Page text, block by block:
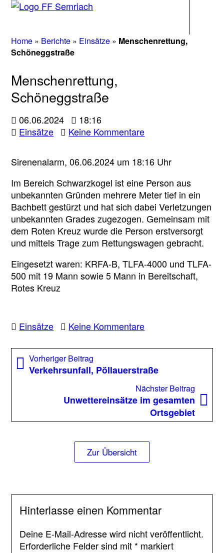
Home » Berichte » Einsätze » Menschenrettung,
Schöneggstraße
Menschenrettung,
Schöneggstraße
06.06.2024
18:16
Einsätze
Keine Kommentarezu
Sirenenalarm, 06.06.2024 um 18:16 Uhr
Im Bereich Schwarzkogel ist eine Person aus
unbekannten Gründen mehrere Meter tief in ein
Bachbett gestürzt und hat sich dabei Verletzungen
unbekannten Grades zugezogen. Gemeinsam mit
dem Roten Kreuz wurde die Person erstversorgt
und mittels Trage zum Rettungswagen gebracht.
Eingesetzt waren: KRFA-B, TLFA-4000 und TLFA-
500 mit 19 Mann sowie 5 Mann in Bereitschaft,
Rotes Kreuz
Einsätze Keine Kommentarezu
Schöneggstraße
Beitragsnavigation
Vorheriger Beitrag
Beitrag:
Verkehrsunfall, Pöllauerstraße
Nächster Beitrag
Unwettereinsätze im gesamten
Ortsgebiet
Zur Übersicht
Hinterlasse einen Kommentar
Deine E-Mail-Adresse wird nicht veröffentlicht.
Erforderliche Felder sind mit * markiert